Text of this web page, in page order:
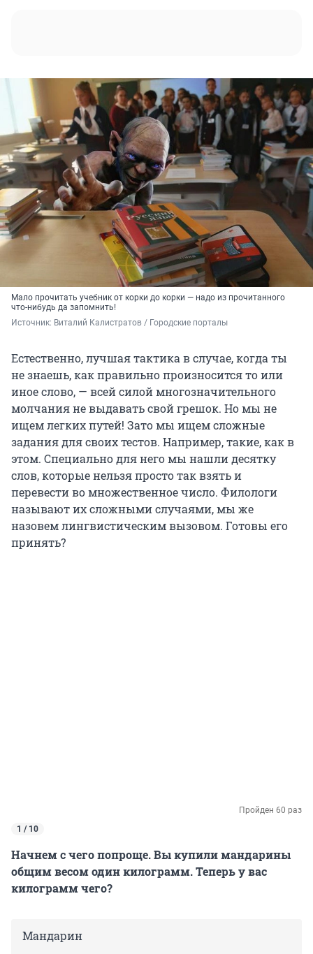
Мало прочитать учебник от корки до корки — надо из прочитанного
что-нибудь да запомнить!
Источник: Виталий Калистратов / Городские порталы
Естественно, лучшая тактика в случае, когда ты
не знаешь, как правильно произносится то или
иное слово, — всей силой многозначительного
молчания не выдавать свой грешок. Но мы не
ищем легких путей! Зато мы ищем сложные
задания для своих тестов. Например, такие, как в
этом. Специально для него мы нашли десятку
слов, которые нельзя просто так взять и
перевести во множественное число. Филологи
называют их сложными случаями, мы же
назовем лингвистическим вызовом. Готовы его
принять?
Пройден 60 раз
1 / 10
Начнем с чего попроще. Вы купили мандарины
общим весом один килограмм. Теперь у вас
килограмм чего?
Мандарин